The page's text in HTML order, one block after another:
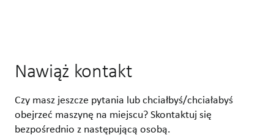
Nawiąż kontakt
Czy masz jeszcze pytania lub chciałbyś/chciałabyś
obejrzeć maszynę na miejscu? Skontaktuj się
bezpośrednio z następującą osobą.